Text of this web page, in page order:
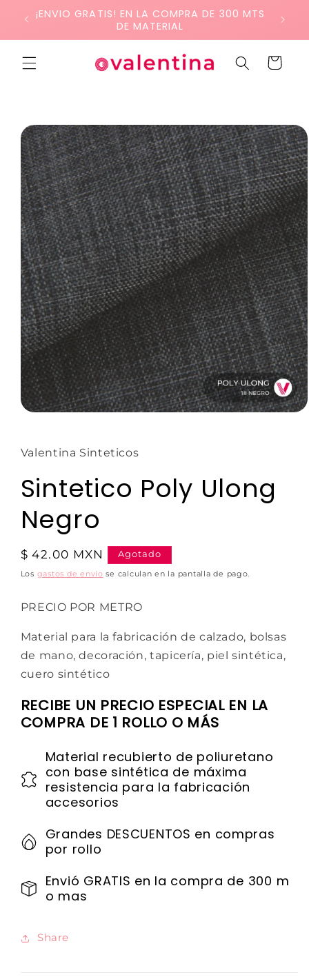
directamente
¡ENVIO GRATIS! EN LA COMPRA DE 300 MTS
DE MATERIAL
Carrito
directamente
a la
información
del producto
Valentina Sinteticos
Sintetico Poly Ulong
Negro
$ 42.00 MXN Agotado
Los gastos de envío se calculan en la pantalla de pago.
PRECIO POR METRO
Material para la fabricación de calzado, bolsas
de mano, decoración, tapicería, piel sintética,
cuero sintético
RECIBE UN PRECIO ESPECIAL EN LA
COMPRA DE 1 ROLLO O MÁS
Material recubierto de poliuretano
con base sintética de máxima
resistencia para la fabricación
accesorios
Grandes DESCUENTOS en compras
por rollo
Envió GRATIS en la compra de 300 m
o mas
Share